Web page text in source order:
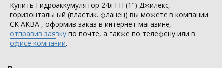
Купить Гидроаккумулятор 24л ГП (1") Джилекс,
горизонтальный (пластик. фланец) вы можете в компании
СК АКВА , оформив заказ в интернет магазине,
отправив заявку по почте, а также по телефону или в
офисе компании.